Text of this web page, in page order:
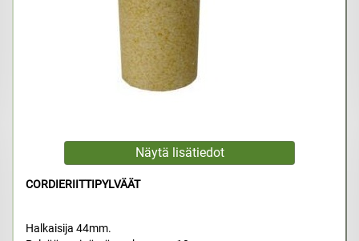
CORDIERIITTIPYLVÄÄT
Halkaisija 44mm.